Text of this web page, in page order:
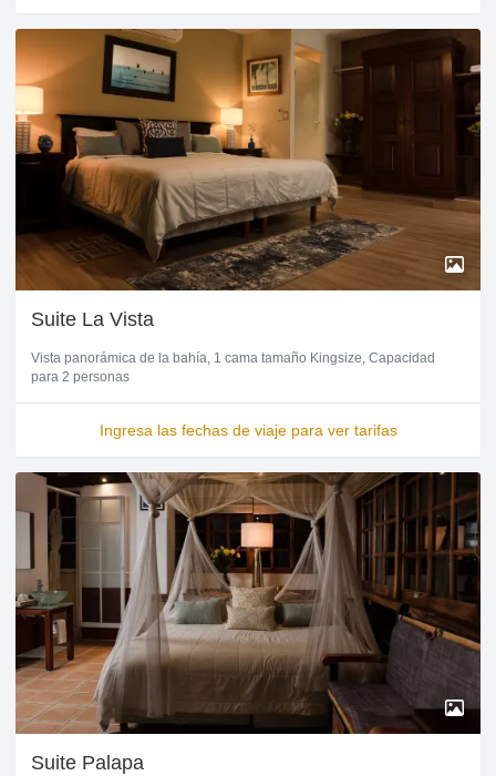
Suite La Vista
Vista panorámica de la bahía 1 cama tamaño Kingsize Capacidad
para 2 personas
Ingresa las fechas de viaje para ver tarifas
Suite Palapa